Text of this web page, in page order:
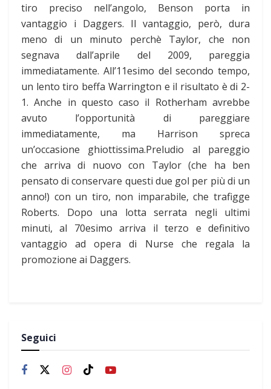
tiro preciso nell’angolo, Benson porta in
vantaggio i Daggers. Il vantaggio, però, dura
meno di un minuto perchè Taylor, che non
segnava dall’aprile del 2009, pareggia
immediatamente. All’11esimo del secondo tempo,
un lento tiro beffa Warrington e il risultato è di 2-
1. Anche in questo caso il Rotherham avrebbe
avuto l’opportunità di pareggiare
immediatamente, ma Harrison spreca
un’occasione ghiottissima.Preludio al pareggio
che arriva di nuovo con Taylor (che ha ben
pensato di conservare questi due gol per più di un
anno!) con un tiro, non imparabile, che trafigge
Roberts. Dopo una lotta serrata negli ultimi
minuti, al 70esimo arriva il terzo e definitivo
vantaggio ad opera di Nurse che regala la
promozione ai Daggers.
Seguici